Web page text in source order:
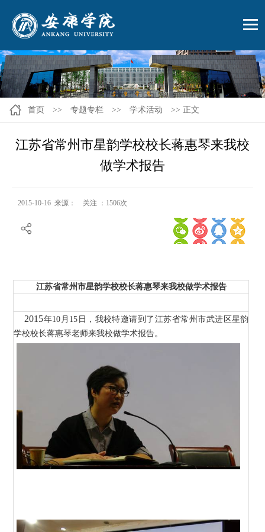
首页 >> 专题专栏 >> 学术活动 >> 正文
江苏省常州市星韵学校校长蒋惠琴来我校
做学术报告
2015-10-16 来源： 关注 ： 1506次
江苏省常州市星韵学校校长蒋惠琴来我校做学术报告
2015年10 月15 日 ，我校特邀请到了江苏省常州市武进区星韵
学校校长蒋惠琴老师来我校做学术报告。